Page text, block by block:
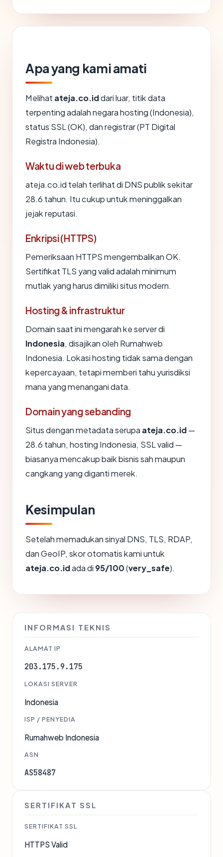
Apa yang kami amati
Melihat ateja.co.iddari luar, titik data
terpenting adalah negara hosting (Indonesia),
status SSL (OK), dan registrar (PT Digital
Registra Indonesia).
Waktu di web terbuka
ateja.co.id telah terlihat di DNS publik sekitar
28.6 tahun. Itu cukup untuk meninggalkan
jejak reputasi.
Enkripsi (HTTPS)
Pemeriksaan HTTPS mengembalikan OK.
Sertifikat TLS yang valid adalah minimum
mutlak yang harus dimiliki situs modern.
Hosting & infrastruktur
Domain saat ini mengarah ke server di
Indonesia, disajikan oleh Rumahweb
Indonesia. Lokasi hosting tidak sama dengan
kepercayaan, tetapi memberi tahu yurisdiksi
mana yang menangani data.
Domain yang sebanding
Situs dengan metadata serupa ateja.co.id—
28.6 tahun, hosting Indonesia, SSL valid —
biasanya mencakup baik bisnis sah maupun
cangkang yang diganti merek.
Kesimpulan
Setelah memadukan sinyal DNS, TLS, RDAP,
dan GeoIP, skor otomatis kami untuk
ateja.co.idada di 95/100(very_safe).
INFORMASI TEKNIS
ALAMAT IP
203.175.9.175
LOKASI SERVER
Indonesia
ISP / PENYEDIA
Rumahweb Indonesia
ASN
AS58487
SERTIFIKAT SSL
SERTIFIKAT SSL
HTTPS Valid